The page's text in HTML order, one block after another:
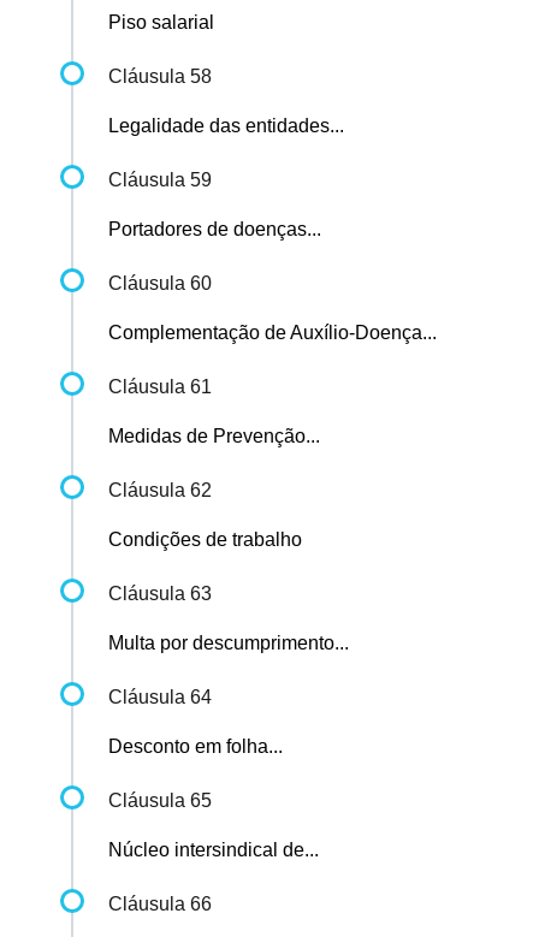
Piso salarial
Cláusula 58
Legalidade das entidades...
Cláusula 59
Portadores de doenças...
Cláusula 60
Complementação de Auxílio-Doença...
Cláusula 61
Medidas de Prevenção...
Cláusula 62
Condições de trabalho
Cláusula 63
Multa por descumprimento...
Cláusula 64
Desconto em folha...
Cláusula 65
Núcleo intersindical de...
Cláusula 66